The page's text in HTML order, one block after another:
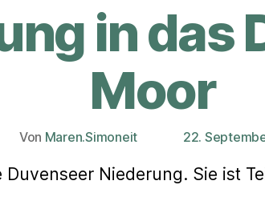
in das
Moor
Beitragsautor
Von Maren.Simoneit 22.
Niederung. Sie ist